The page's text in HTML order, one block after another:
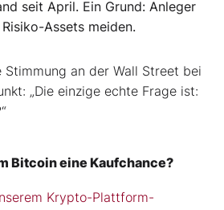
seit April. Ein Grund: Anleger
Assets meiden.
an der Wall Street bei
„Die einzige echte Frage ist:
Bitcoin eine Kaufchance?
Krypto-Plattform-